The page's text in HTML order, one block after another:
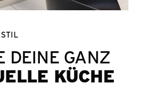
DEINE GANZ
KÜCHE